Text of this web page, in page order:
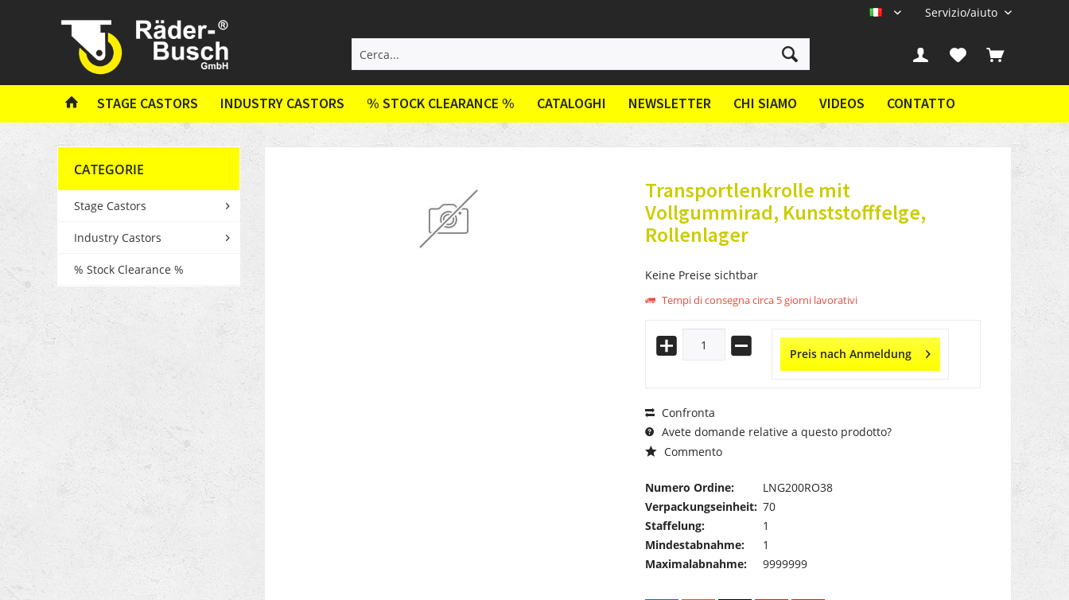
Servizio/aiuto
STAGE CASTORS INDUSTRY CASTORS % STOCK CLEARANCE % CATALOGHI NEWSLETTER CHI SIAMO VIDEOS CONTATTO
CATEGORIE
Stage Castors
Industry Castors
% Stock Clearance %
Transportlenkrolle mit
Vollgummirad, Kunststofffelge,
Rollenlager
Keine Preise sichtbar
Tempi di consegna circa 5 giorni lavorativi
Preis nach Anmeldung
Confronta
Avete domande relative a questo prodotto?
Commento
Numero Ordine:
LNG200RO38
Verpackungseinheit: 70
Staffelung:
1
Mindestabnahme:
1
Maximalabnahme:
9999999